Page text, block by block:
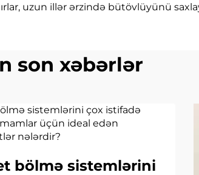
uzun illər ərzində bütövlüyünü
son xəbərlər
bölmə sistemlərini